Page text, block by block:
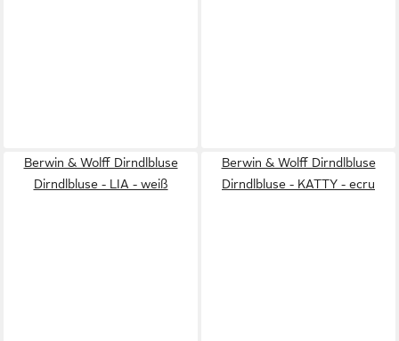
Berwin & Wolff Dirndlbluse
Dirndlbluse - LIA - weiß
Berwin & Wolff Dirndlbluse
Dirndlbluse - KATTY - ecru